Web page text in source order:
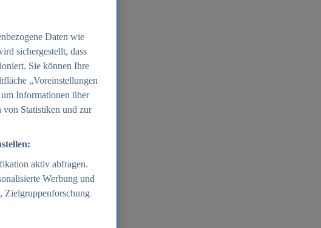
Daten wie
sichergestellt, dass
Sie können Ihre
„Voreinstellungen
Informationen über
von Statistiken und zur
aktiv abfragen.
Werbung und
Zielgruppenforschung